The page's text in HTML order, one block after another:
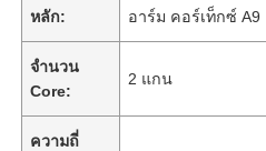
หลัก: อาร์ม คอร์เท็กซ์ A9
จํานวน
Core:
2 แกน
ความถี่